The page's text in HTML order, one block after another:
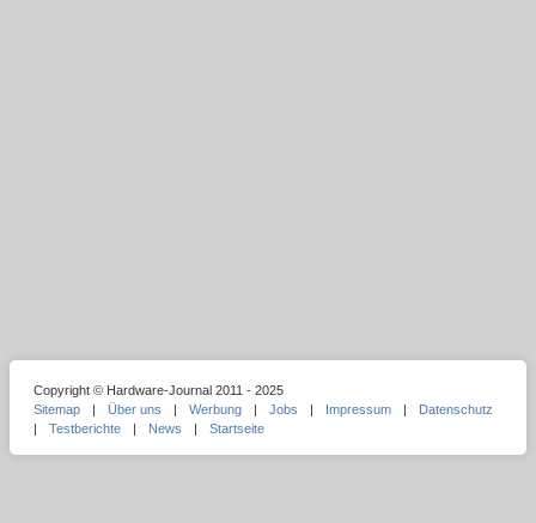
Copyright © Hardware-Journal 2011 - 2025
Sitemap
| Über uns | Werbung | Jobs | Impressum |
Datenschutz
|
Testberichte | News | Startseite